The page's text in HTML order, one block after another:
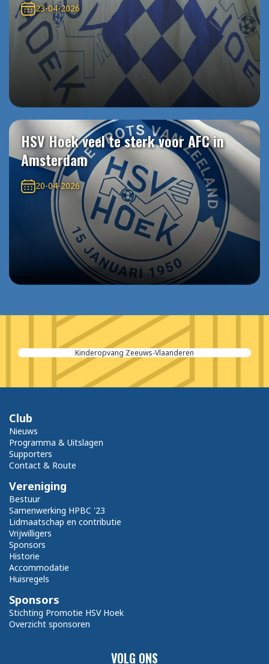
23-04-2026
HSV Hoek veel te sterk voor AFC in
Amsterdam
20-04-2026
Kinderopvang Zeeuws-Vlaanderen
VOLG ONS
Club
Nieuws
Programma & Uitslagen
Supporters
Contact & Route
Vereniging
Bestuur
Samenwerking HPBC '23
Lidmaatschap en contributie
Vrijwilligers
Sponsors
Historie
Accommodatie
Huisregels
Sponsors
Stichting Promotie HSV Hoek
Overzicht sponsoren